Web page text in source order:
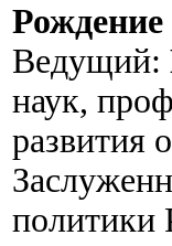
Рождение
Ведущий:
наук,
развития
политики